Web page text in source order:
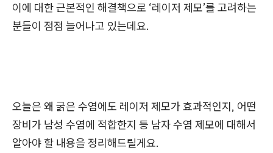
이에 대한 근본적인 해결책으로 ‘레이저 제모’를 고려하는
분들이 점점 늘어나고 있는데요.
오늘은 왜 굵은 수염에도 레이저 제모가 효과적인지, 어떤
장비가 남성 수염에 적합한지 등 남자 수염 제모에 대해서
알아야 할 내용을 정리해드릴게요.